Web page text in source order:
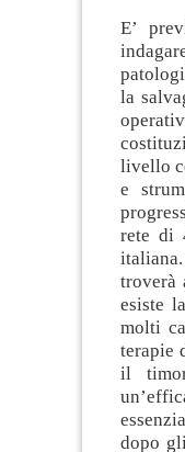
E’
la
livello
e
rete di
troverà
esiste
molti
terapie
il
dopo